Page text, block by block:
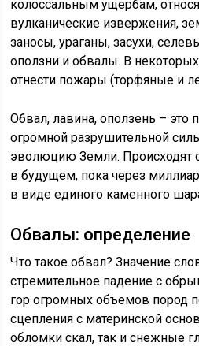
колоссальным ущербам,
вулканические извержения,
заносы, ураганы, засухи,
оползни и обвалы. В
отнести пожары (торфяные и
Обвал, лавина, оползень – это
огромной разрушительной
эволюцию Земли. Происходят
в будущем, пока через
в виде единого каменного
Обвалы: определение
Что такое обвал? Значение
стремительное падение с
гор огромных объемов пород
сцепления с материнской
обломки скал, так и снежные